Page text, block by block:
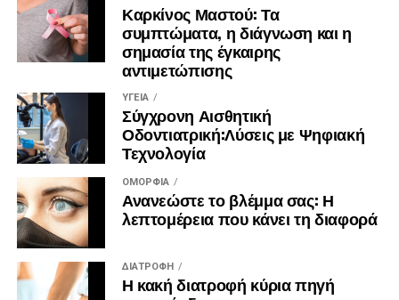
Καρκίνος Μαστού: Τα
συμπτώματα, η διάγνωση και η
σημασία της έγκαιρης
αντιμετώπισης
ΥΓΕΊΑ
Σύγχρονη Αισθητική
Οδοντιατρική:Λύσεις με Ψηφιακή
Τεχνολογία
ΟΜΟΡΦΙΆ
Ανανεώστε το βλέμμα σας: Η
λεπτομέρεια που κάνει τη διαφορά
ΔΙΑΤΡΟΦΉ
Η κακή διατροφή κύρια πηγή